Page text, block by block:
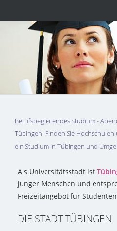
Berufsbegleitendes Studium -
Tübingen. Finden Sie
ein Studium in Tübingen und
Als Universitätsstadt ist
junger Menschen und
Freizeitangebot für
DIE STADT TÜBINGEN